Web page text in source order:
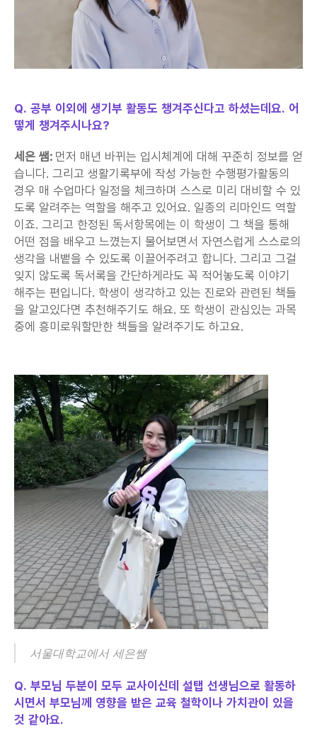
Q. 공부 이외에 생기부 활동도 챙겨주신다고 하셨는데요. 어
떻게 챙겨주시나요?
세은 쌤: 먼저 매년 바뀌는 입시체계에 대해 꾸준히 정보를 얻
습니다. 그리고 생활기록부에 작성 가능한 수행평가활동의
경우 매 수업마다 일정을 체크하며 스스로 미리 대비할 수 있
도록 알려주는 역할을 해주고 있어요. 일종의 리마인드 역할
이죠. 그리고 한정된 독서항목에는 이 학생이 그 책을 통해
어떤 점을 배우고 느꼈는지 물어보면서 자연스럽게 스스로의
생각을 내뱉을 수 있도록 이끌어주려고 합니다. 그리고 그걸
잊지 않도록 독서록을 간단하게라도 꼭 적어놓도록 이야기
해주는 편입니다. 학생이 생각하고 있는 진로와 관련된 책들
을 알고있다면 추천해주기도 해요. 또 학생이 관심있는 과목
중에 흥미로워할만한 책들을 알려주기도 하고요.
서울대학교에서 세은쌤
Q. 부모님 두분이 모두 교사이신데 설탭 선생님으로 활동하
시면서 부모님께 영향을 받은 교육 철학이나 가치관이 있을
것 같아요.